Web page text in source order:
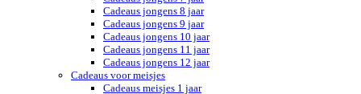
Cadeaus jongens 8 jaar
Cadeaus jongens 9 jaar
Cadeaus jongens 10 jaar
Cadeaus jongens 11 jaar
Cadeaus jongens 12 jaar
Cadeaus voor meisjes
Cadeaus meisjes 1 jaar